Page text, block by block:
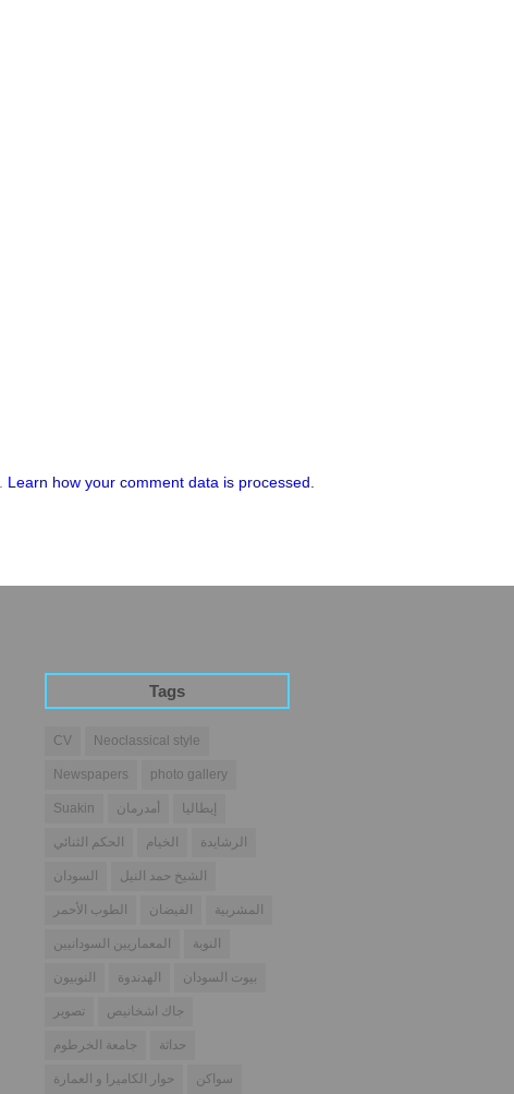
Learn how your comment data is processed.
Tags
CV Neoclassical style
Newspapers photo gallery
Suakin أمدرمان إيطاليا
الحكم الثنائي الخيام الرشايدة
السودان الشيخ حمد النيل
الطوب الأحمر الفيضان المشربية
المعماريين السودانيين النوبة
النوبيون الهدندوة بيوت السودان
تصوير جاك اشخانيص
جامعة الخرطوم حداثة
حوار الكاميرا و العمارة سواكن